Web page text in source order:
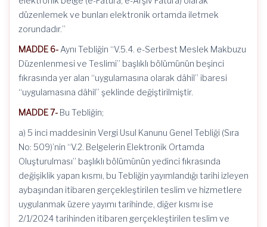
düzenlemek ve bunları elektronik ortamda iletmek
zorundadır.”
MADDE 6- Aynı Tebliğin “V.5.4. e-Serbest Meslek Makbuzu
Düzenlenmesi ve Teslimi” başlıklı bölümünün beşinci
fıkrasında yer alan “uygulamasına olarak dâhil” ibaresi
“uygulamasına dâhil” şeklinde değiştirilmiştir.
MADDE 7- Bu Tebliğin;
a) 5 inci maddesinin Vergi Usul Kanunu Genel Tebliği (Sıra
No: 509)’nin “V.2. Belgelerin Elektronik Ortamda
Oluşturulması” başlıklı bölümünün yedinci fıkrasında
değişiklik yapan kısmı, bu Tebliğin yayımlandığı tarihi izleyen
aybaşından itibaren gerçekleştirilen teslim ve hizmetlere
uygulanmak üzere yayımı tarihinde, diğer kısmı ise
2/1/2024 tarihinden itibaren gerçekleştirilen teslim ve